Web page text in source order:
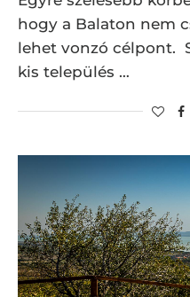
hogy a Balaton nem
lehet vonzó célpont.
kis település …